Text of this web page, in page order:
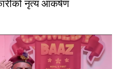
नृत्य आकर्षण